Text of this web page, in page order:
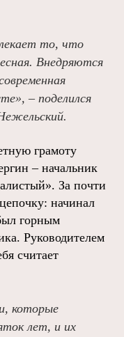
то, что
Внедряются
– поделился
грамоту
– начальник
За почти
начинал
горным
Руководителем
считает
которые
лет, и их